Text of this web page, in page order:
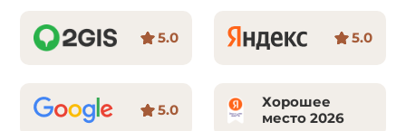
5.0 5.0
5.0
Хорошее
место 2026